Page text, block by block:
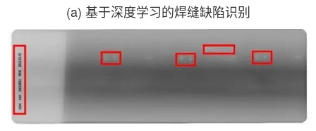
(a) 基于深度学习的焊缝缺陷识别